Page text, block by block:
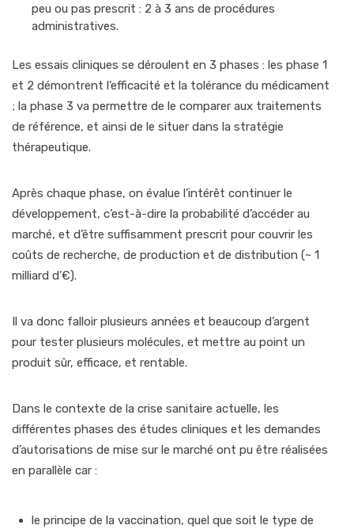
peu ou pas prescrit : 2 à 3 ans de procédures
administratives.
Les essais cliniques se déroulent en 3 phases : les phase 1
et 2 démontrent l’efficacité et la tolérance du médicament
; la phase 3 va permettre de le comparer aux traitements
de référence, et ainsi de le situer dans la stratégie
thérapeutique.
Après chaque phase, on évalue l’intérêt continuer le
développement, c’est-à-dire la probabilité d’accéder au
marché, et d’être suffisamment prescrit pour couvrir les
coûts de recherche, de production et de distribution (~ 1
milliard d’€).
Il va donc falloir plusieurs années et beaucoup d’argent
pour tester plusieurs molécules, et mettre au point un
produit sûr, efficace, et rentable.
Dans le contexte de la crise sanitaire actuelle, les
différentes phases des études cliniques et les demandes
d’autorisations de mise sur le marché ont pu être réalisées
en parallèle car :
le principe de la vaccination, quel que soit le type de